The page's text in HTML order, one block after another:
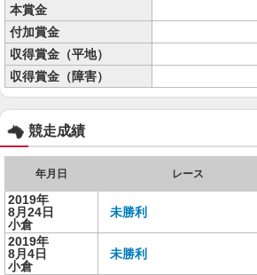
本賞金
付加賞金
収得賞金（平地）
収得賞金（障害）
競走成績
年月日 レース
2019年
8月24日
小倉
未勝利
2019年
8月4日
小倉
未勝利